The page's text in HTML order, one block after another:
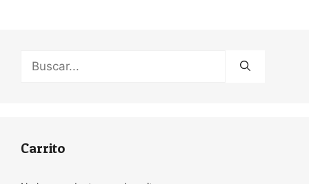
Carrito